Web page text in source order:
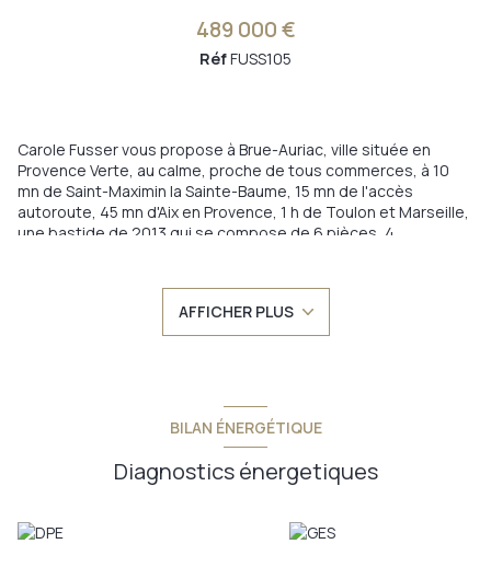
489 000 €
RéfFUSS105
Carole Fusser vous propose à Brue-Auriac, ville située en
Provence Verte, au calme, proche de tous commerces, à 10
mn de Saint-Maximin la Sainte-Baume, 15 mn de l'accès
autoroute, 45 mn d'Aix en Provence, 1 h de Toulon et Marseille,
une bastide de 2013 qui se compose de 6 pièces, 4
que la terrasse avec piscine à débordements, l'espace
pétanque, l'espace barbecue, l'espace détente et jeux.
Le bien se compose comme suit: Au rez de chaussée une
un espace parental composé d'une chambre, d'une salle d'eau
Au premier étage un dégagement dessert une chambre avec
sa salle d'eau et wc , 2 chambres et une pièce, une salle d'eau,
Prestations de qualité: portail électrique, douche solaire,
store électrique, éclairages terrase et terrain de boules,
AFFICHER PLUS
BILAN ÉNERGÉTIQUE
Diagnostics énergetiques